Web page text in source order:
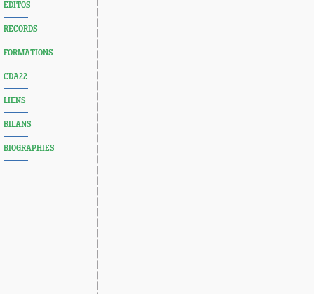
EDITOS
RECORDS
FORMATIONS
CDA22
LIENS
BILANS
BIOGRAPHIES